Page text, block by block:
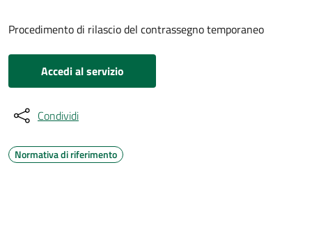
Procedimento di rilascio del contrassegno temporaneo
Accedi al servizio
Condividi
Normativa di riferimento